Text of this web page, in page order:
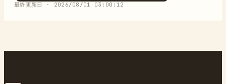
最終更新日 · 2026/08/01 03:00:12